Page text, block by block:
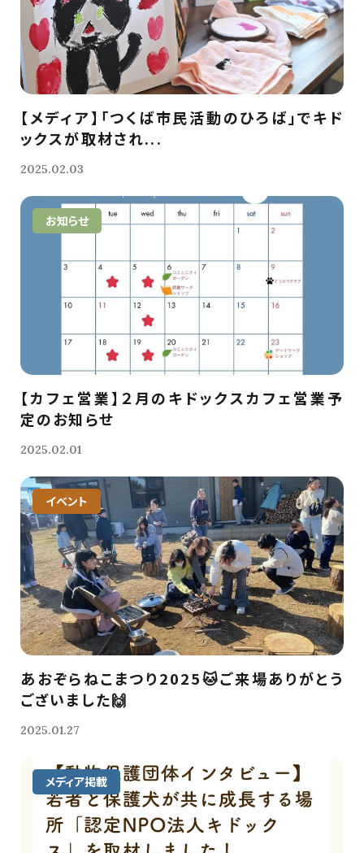
【メディア】「つくば市民活動のひろば」でキド
ックスが取材され...
2025.02.03
お知らせ
【カフェ営業】２月のキドックスカフェ営業予
定のお知らせ
2025.02.01
イベント
あおぞらねこまつり2025🐱ご来場ありがとう
ございました🙌
2025.01.27
メディア掲載